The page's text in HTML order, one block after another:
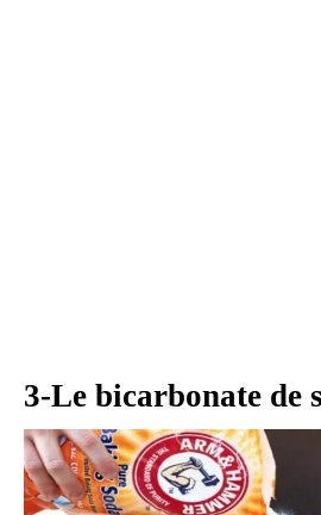
3-Le bicarbonate de